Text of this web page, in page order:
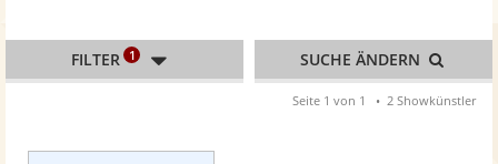
FILTER 1 SUCHE ÄNDERN
Seite 1 von 1 2 Showkünstler